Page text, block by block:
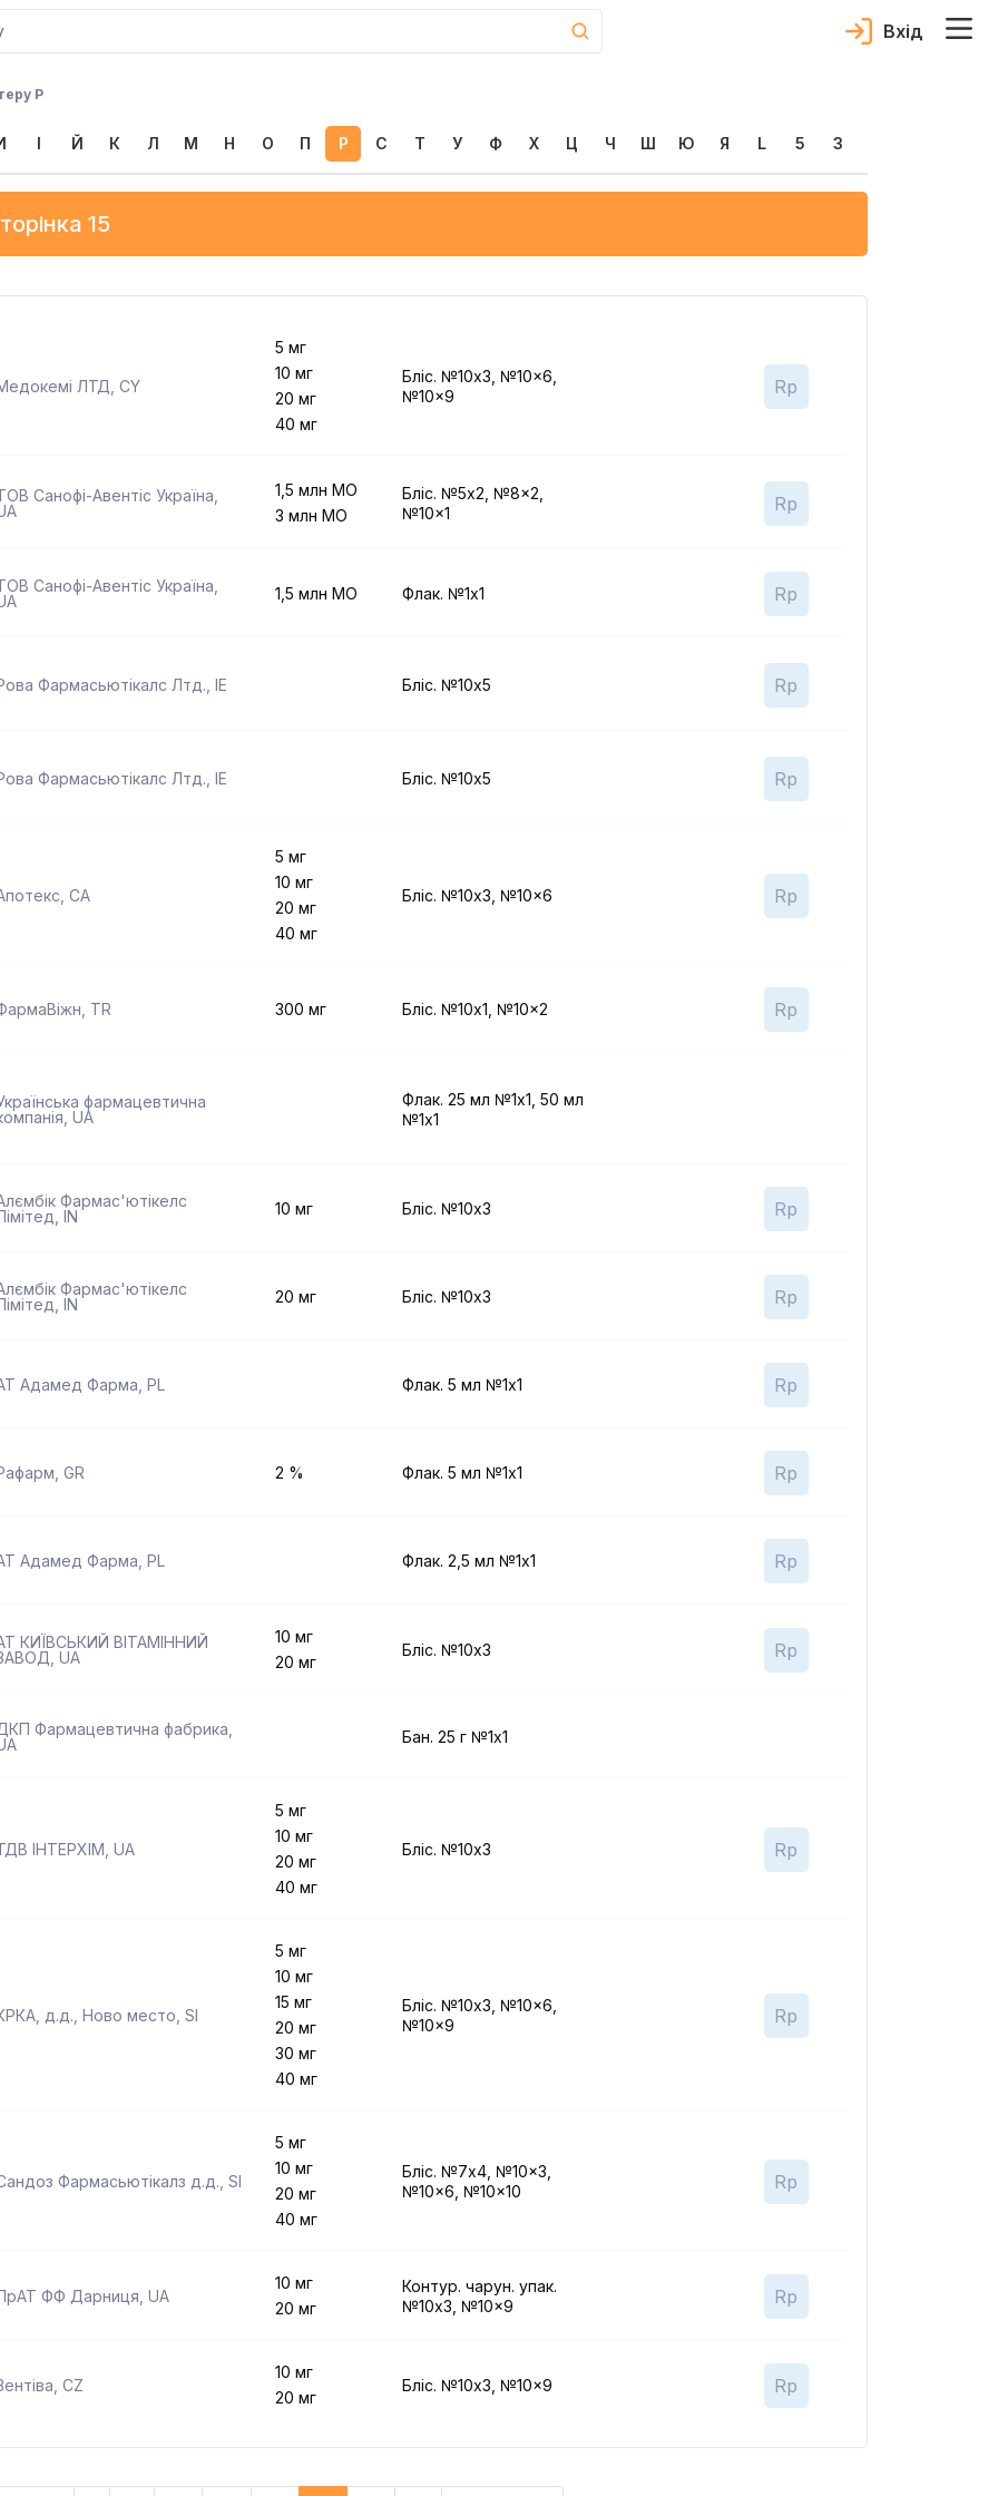
Вхід
Р
І Й К Л М Н О П Р С Т У Ф Х Ц Ч Ш Ю Я L 5 3
15
ЛТД CY
5 мг
10 мг
20 мг
40 мг
Бліс. №10x3, №10x6,
№10x9
Rp
Санофі-Авентіс Україна
1,5 млн МО
3 млн МО
Бліс. №5x2, №8x2,
№10x1
Rp
Санофі-Авентіс Україна 1,5 млн МО Флак. №1x1 Rp
Фармасьютікалс Лтд. IE Бліс. №10x5 Rp
Фармасьютікалс Лтд. IE Бліс. №10x5 Rp
CA
5 мг
10 мг
20 мг
40 мг
Бліс. №10x3, №10x6 Rp
TR 300 мг Бліс. №10x1, №10x2 Rp
фармацевтична
UA
Флак. 25 мл №1x1, 50 мл
№1x1
Фармас'ютікелс
IN 10 мг Бліс. №10x3 Rp
Фармас'ютікелс
IN 20 мг Бліс. №10x3 Rp
Адамед Фарма PL Флак. 5 мл №1x1 Rp
GR 2 % Флак. 5 мл №1x1 Rp
Адамед Фарма PL Флак. 2,5 мл №1x1 Rp
КИЇВСЬКИЙ ВІТАМІННИЙ
UA
10 мг
20 мг
Бліс. №10x3 Rp
Фармацевтична фабрика Бан. 25 г №1x1
ІНТЕРХІМ UA
5 мг
10 мг
20 мг
40 мг
Бліс. №10x3 Rp
д.д., Ново место SI
5 мг
10 мг
15 мг
20 мг
30 мг
40 мг
Бліс. №10x3, №10x6,
№10x9
Rp
Фармасьютікалз д.д. SI
5 мг
10 мг
20 мг
40 мг
Бліс. №7x4, №10x3,
№10x6, №10x10
Rp
ФФ Дарниця UA
10 мг
20 мг
Контур. чарун. упак.
№10x3, №10x9
Rp
CZ
10 мг
20 мг
Бліс. №10x3, №10x9 Rp